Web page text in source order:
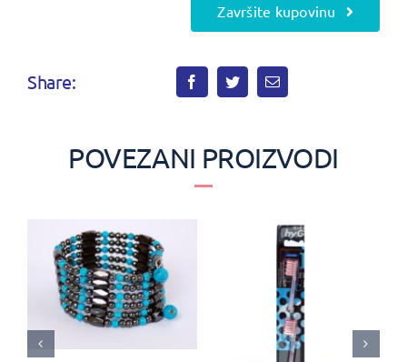
Završite kupovinu
Share:
POVEZANI PROIZVODI